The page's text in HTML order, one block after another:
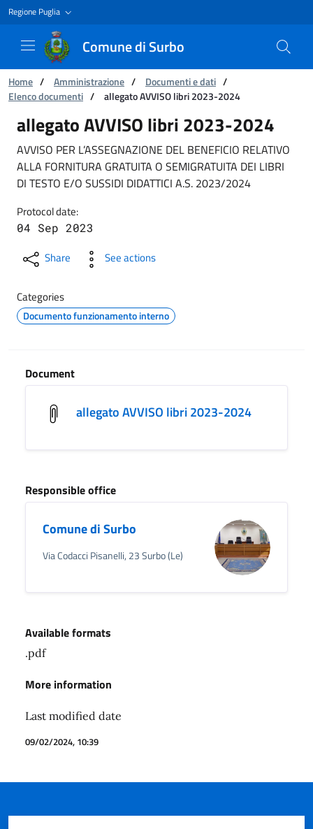
Regione Puglia
Comune di Surbo
You are:
Home / Amministrazione / Documenti e dati /
Elenco documenti / allegato AVVISO libri 2023-2024
allegato AVVISO libri 2023-2024
allegato AVVISO libri 2023-2024
AVVISO PER L’ASSEGNAZIONE DEL BENEFICIO RELATIVO
ALLA FORNITURA GRATUITA O SEMIGRATUITA DEI LIBRI
DI TESTO E/O SUSSIDI DIDATTICI A.S. 2023/2024
Protocol date:
04 Sep 2023
Share See actions
Categories
Documento funzionamento interno
Document
allegato AVVISO libri 2023-2024
Responsible office
Comune di Surbo
Via Codacci Pisanelli, 23 Surbo (Le)
Available formats
.pdf
More information
Last modified date
09/02/2024, 10:39